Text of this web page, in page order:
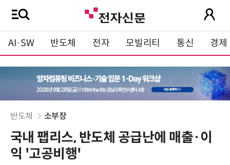
AI·SW 반도체 전자 모빌리티 통신 경제
반도체 소부장
국내 팹리스, 반도체 공급난에 매출·이
익 '고공비행'